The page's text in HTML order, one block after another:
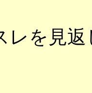
レを見